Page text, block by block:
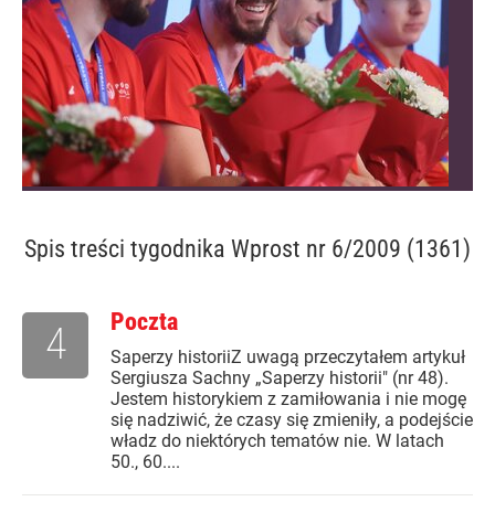
Spis treści tygodnika Wprost nr 6/2009 (1361)
Poczta
Saperzy historiiZ uwagą przeczytałem artykuł
Sergiusza Sachny „Saperzy historii" (nr 48).
Jestem historykiem z zamiłowania i nie mogę
się nadziwić, że czasy się zmieniły, a podejście
władz do niektórych tematów nie. W latach
50., 60....
4